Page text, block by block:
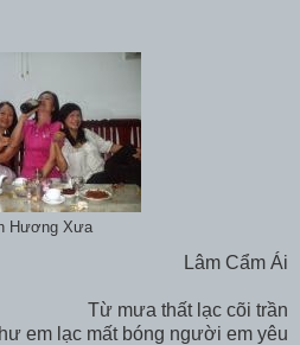
Hương Xưa
Lâm Cẩm Ái
Từ mưa thất lạc cõi trần
em lạc mất bóng người em yêu